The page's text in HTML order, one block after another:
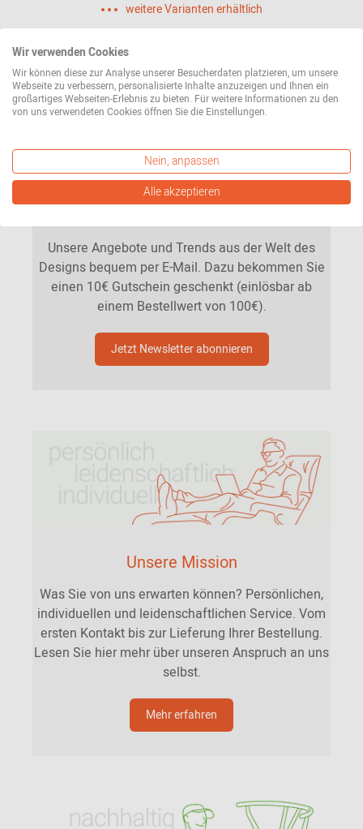
weitere Varianten erhältlich
Immer auf dem neuesten Stand sein &
Unsere Angebote und Trends aus der Welt des
Designs bequem per E-Mail. Dazu bekommen Sie
einen 10€ Gutschein geschenkt (einlösbar ab
einem Bestellwert von 100€).
Jetzt Newsletter abonnieren
Unsere Mission
Was Sie von uns erwarten können? Persönlichen,
individuellen und leidenschaftlichen Service. Vom
ersten Kontakt bis zur Lieferung Ihrer Bestellung.
Lesen Sie hier mehr über unseren Anspruch an uns
selbst.
Mehr erfahren
Wir verwenden Cookies
Wir können diese zur Analyse unserer Besucherdaten platzieren, um unsere
Webseite zu verbessern, personalisierte Inhalte anzuzeigen und Ihnen ein
großartiges Webseiten-Erlebnis zu bieten. Für weitere Informationen zu den
von uns verwendeten Cookies öffnen Sie die Einstellungen.
Nein, anpassen
Alle akzeptieren